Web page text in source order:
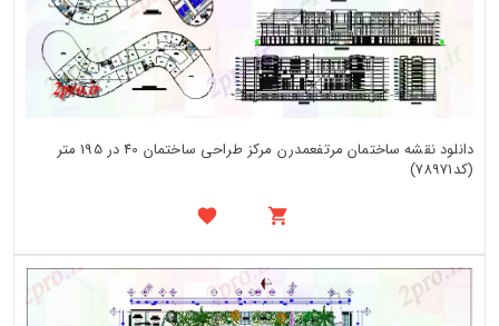
دانلود نقشه ساختمان مرتفعمدرن مرکز طراحی ساختمان 40 در 195 متر
(کد78971)